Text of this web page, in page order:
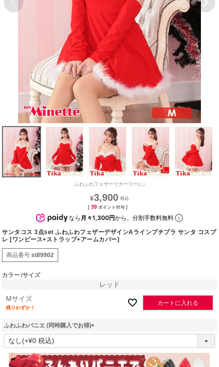
ふわふわフェザーでガーリーに♪
¥3,900
[ 39 ポイント付与 ]
なら 月々1,300円から。分割手数料無料
サンタコス 3点set ふわふわフェザーデザインAラインプチプラ サンタ コスプ
レ [ワンピース+ストラップ+アームカバー]
商品番号 st89902
カラー サイズ
レッド
Mサイズ
残りわずか！
カートに入れる
ふわふわパニエ (同時購入でお得)
(
須
)